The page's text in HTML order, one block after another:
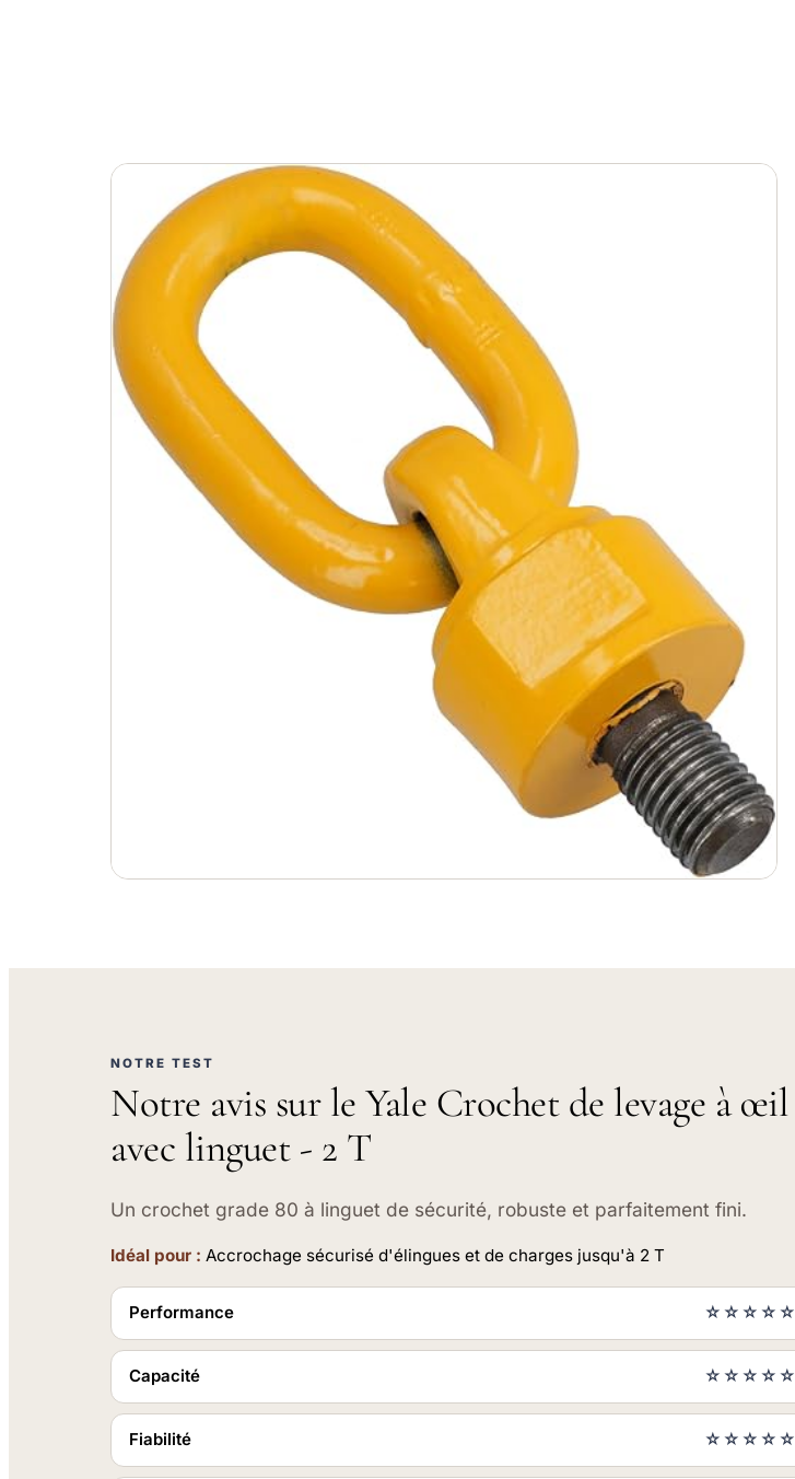
NOTRE TEST
Notre avis sur le Yale Crochet de levage à œil
avec linguet - 2 T
Un crochet grade 80 à linguet de sécurité, robuste et parfaitement fini.
Idéal pour : Accrochage sécurisé d'élingues et de charges jusqu'à 2 T
Performance ☆☆☆☆☆
Capacité ☆☆☆☆☆
Fiabilité ☆☆☆☆☆